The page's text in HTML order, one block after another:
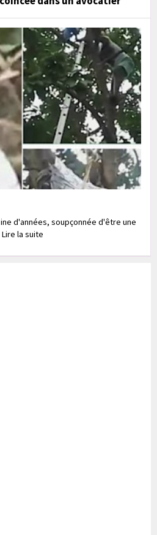
d'années, soupçonnée d'être une
la suite